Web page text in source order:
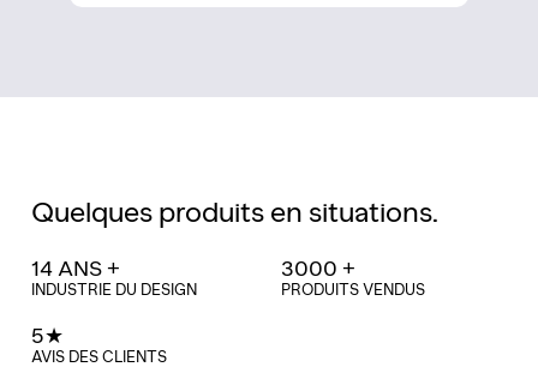
Quelques produits en situations.
14 ANS +
INDUSTRIE DU DESIGN
3000 +
PRODUITS VENDUS
5★
AVIS DES CLIENTS